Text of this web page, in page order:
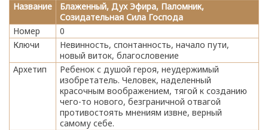
Название
Блаженный, Дух Эфира, Паломник,
Созидательная Сила Господа
Номер
0
Ключи
Невинность, спонтанность, начало пути,
новый виток, благословение
Архетип
Ребенок с душой героя, неудержимый
изобретатель. Человек, наделенный
красочным воображением, тягой к созданию
чего-то нового, безграничной отвагой
противостоять мнениям извне, верный
самому себе.